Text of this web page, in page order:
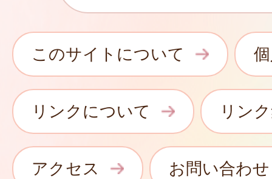
このサイトについて
リンクについて リン
アクセス お問い合わせ